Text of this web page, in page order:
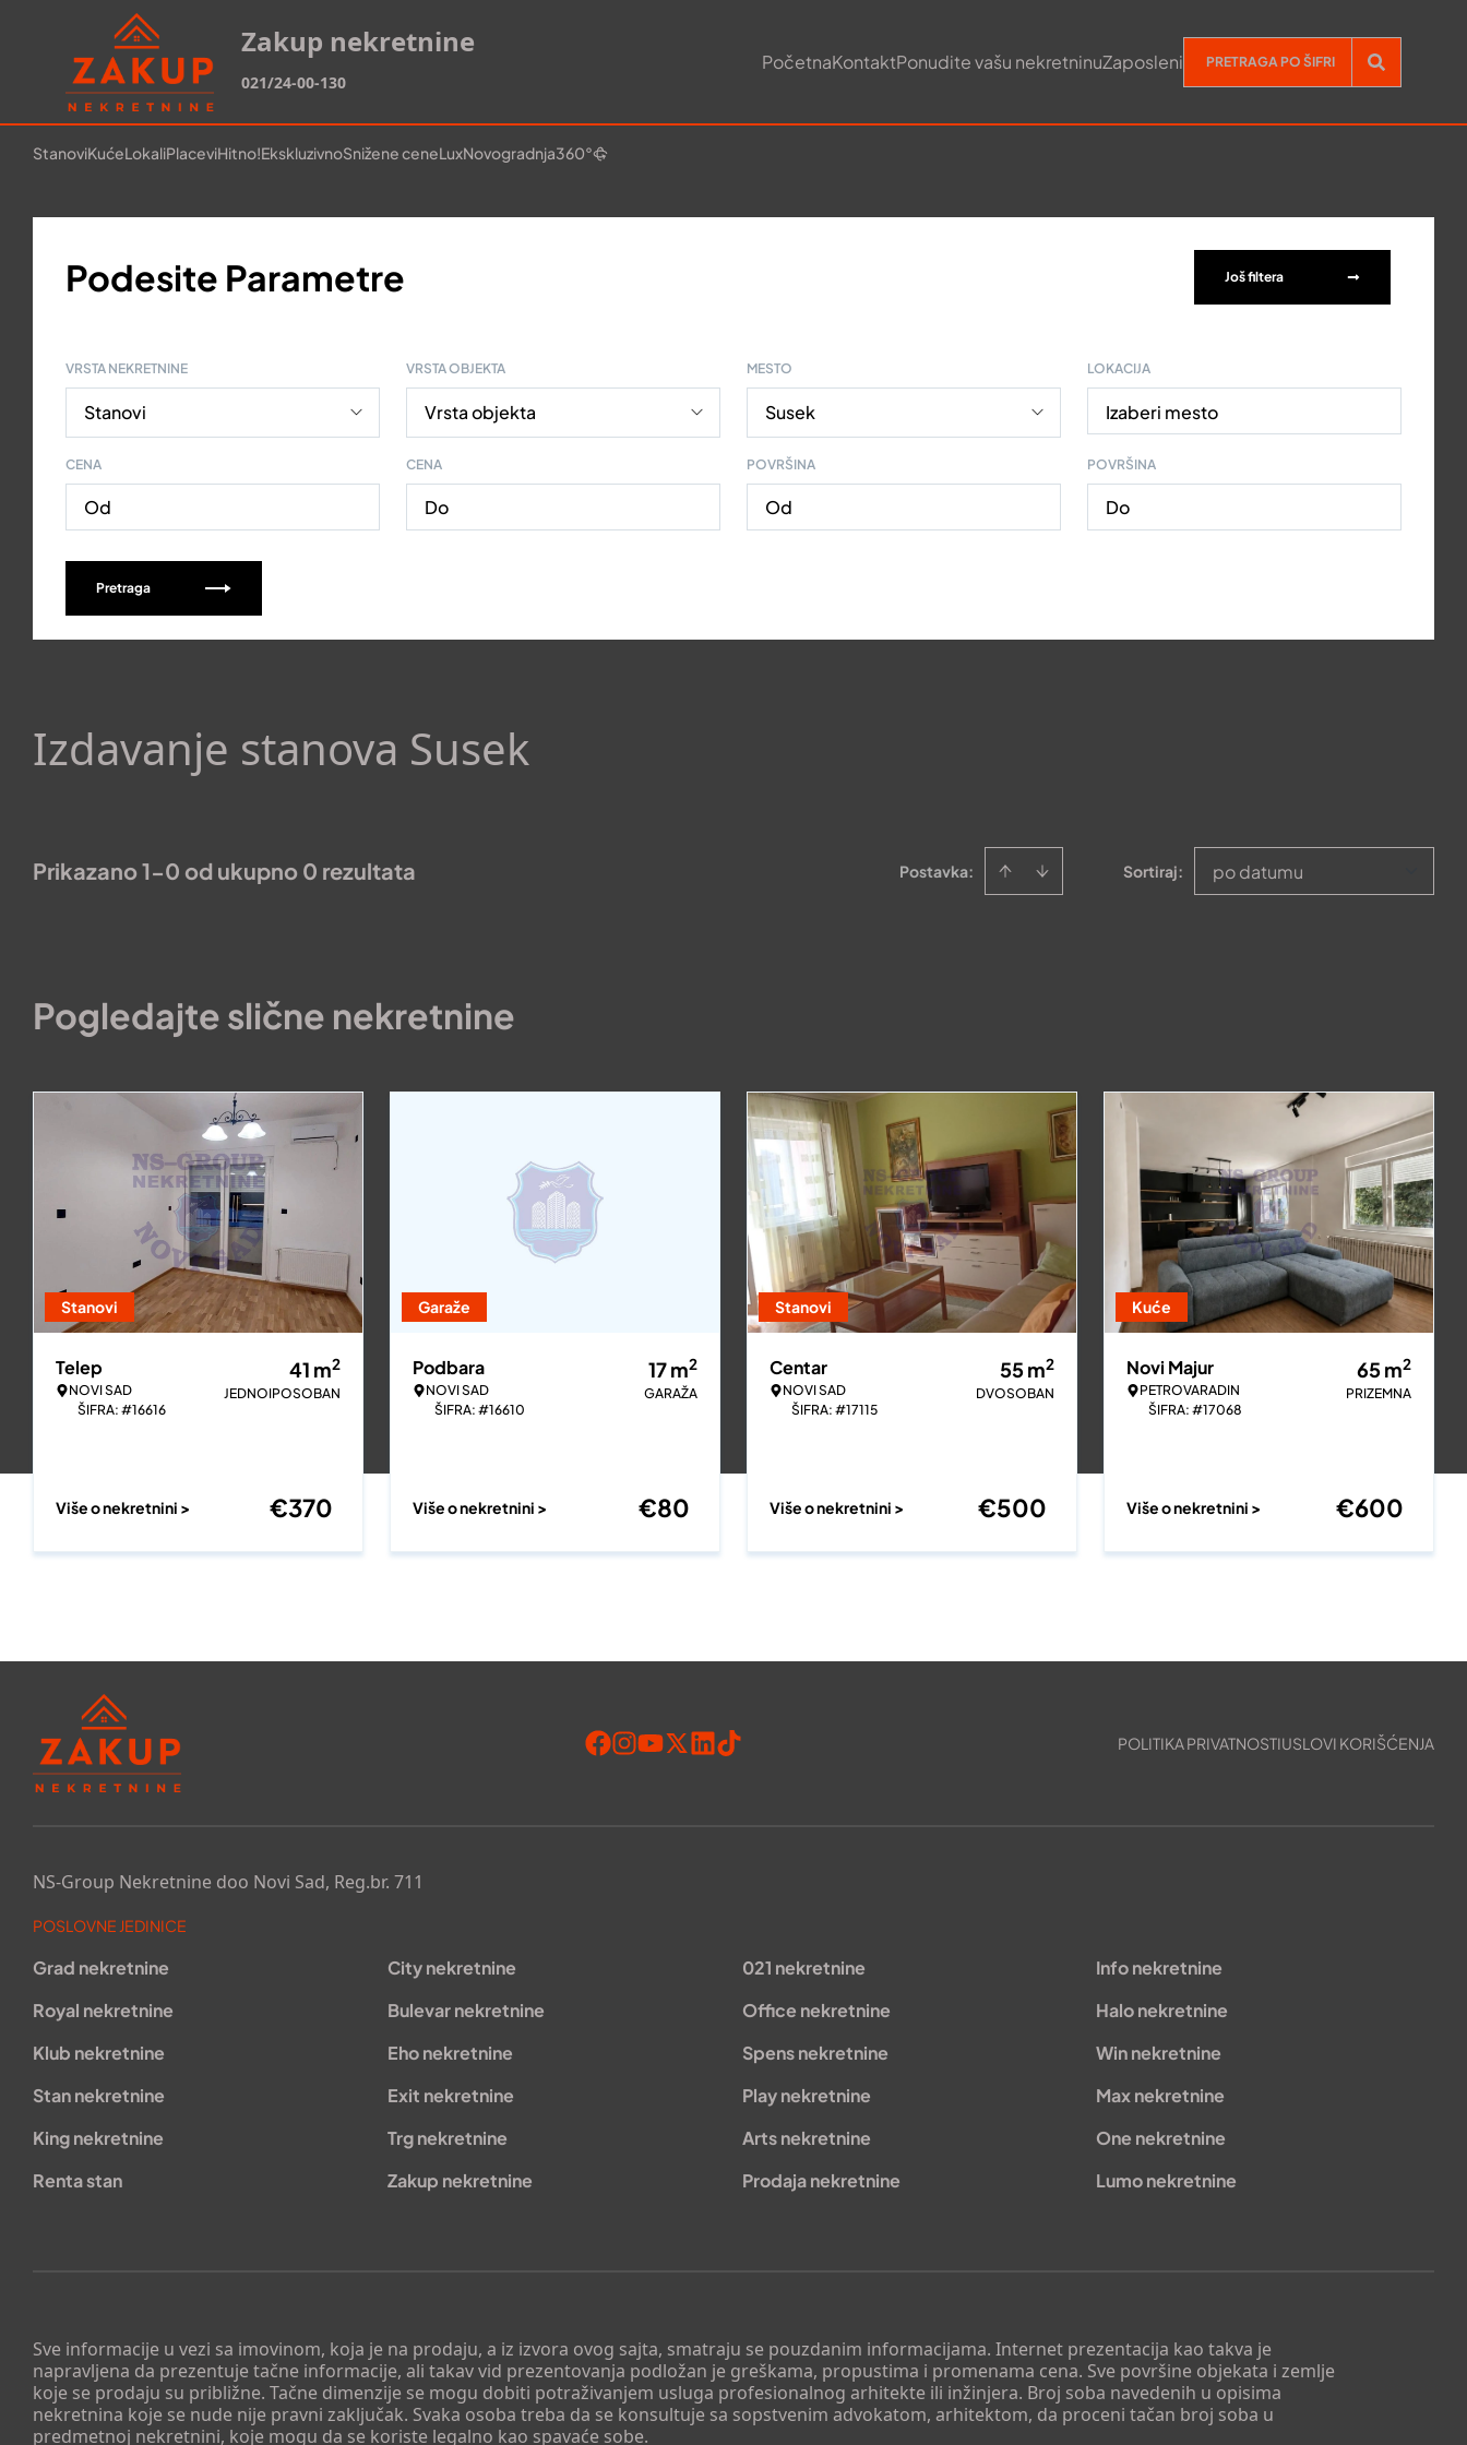
Zakup nekretnine
021/24-00-130
PočetnaKontaktPonudite vašu nekretninuZaposleni
StanoviKućeLokaliPlaceviHitno!EkskluzivnoSnižene ceneLuxNovogradnja360°
Podesite Parametre Još filtera
VRSTA NEKRETNINE VRSTA OBJEKTA MESTO LOKACIJA
Izaberi mesto
CENA CENA POVRŠINA POVRŠINA
Pretraga
Izdavanje stanova Susek
Prikazano 1-0 od ukupno 0 rezultata Postavka: Sortiraj: po datumu
Pogledajte slične nekretnine
Stanovi
Telep
NOVI SAD
ŠIFRA: #16616
41 m2
JEDNOIPOSOBAN
Više o nekretnini > €370
Garaže
Podbara
NOVI SAD
ŠIFRA: #16610
17m2
GARAŽA
Više o nekretnini > €80
Stanovi
Centar
NOVI SAD
ŠIFRA: #17115
55m2
DVOSOBAN
Više o nekretnini > €500
Kuće
Novi Majur
PETROVARADIN
ŠIFRA: #17068
65m2
PRIZEMNA
Više o nekretnini > €600
POLITIKA PRIVATNOSTIUSLOVI KORIŠĆENJA
Sve informacije u vezi sa imovinom, koja je na prodaju, a iz izvora ovog sajta, smatraju se pouzdanim informacijama. Internet prezentacija kao takva je
napravljena da prezentuje tačne informacije, ali takav vid prezentovanja podložan je greškama, propustima i promenama cena. Sve površine objekata i zemlje
koje se prodaju su približne. Tačne dimenzije se mogu dobiti potraživanjem usluga profesionalnog arhitekte ili inžinjera. Broj soba navedenih u opisima
nekretnina koje se nude nije pravni zaključak. Svaka osoba treba da se konsultuje sa sopstvenim advokatom, arhitektom, da proceni tačan broj soba u
predmetnoj nekretnini, koje mogu da se koriste legalno kao spavaće sobe.
NS-Group Nekretnine doo Novi Sad, Reg.br. 711
POSLOVNE JEDINICE
Grad nekretnine City nekretnine 021 nekretnine
Info nekretnine
Royal nekretnine
Bulevar nekretnine Office nekretnine
Halo nekretnine
Klub nekretnine
Eho nekretnine Spens nekretnine
Win nekretnine
Stan nekretnine
Exit nekretnine Play nekretnine
Max nekretnine
King nekretnine
Trg nekretnine Arts nekretnine
One nekretnine
Renta stan
Zakup nekretnine Prodaja nekretnine Lumo nekretnine